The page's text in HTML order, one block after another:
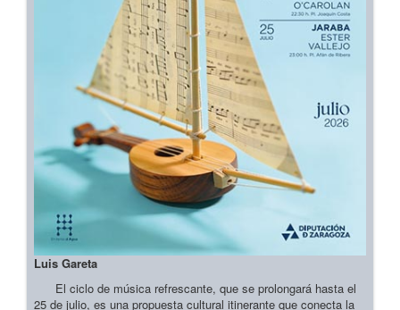
Luis Gareta
El ciclo de música refrescante, que se prolongará hasta el
25 de julio, es una propuesta cultural itinerante que conecta la